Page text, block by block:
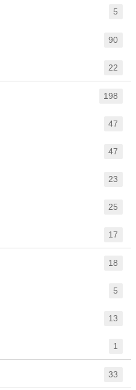
5
90
22
198
47
47
23
25
17
18
5
13
1
33